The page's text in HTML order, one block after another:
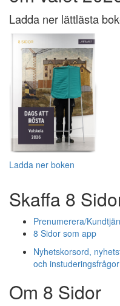
Ladda ner lättlästa
Ladda ner boken
Skaffa 8
Prenumerera/
8 Sidor som app
Nyhetskorsord,
och
Om 8 Sidor